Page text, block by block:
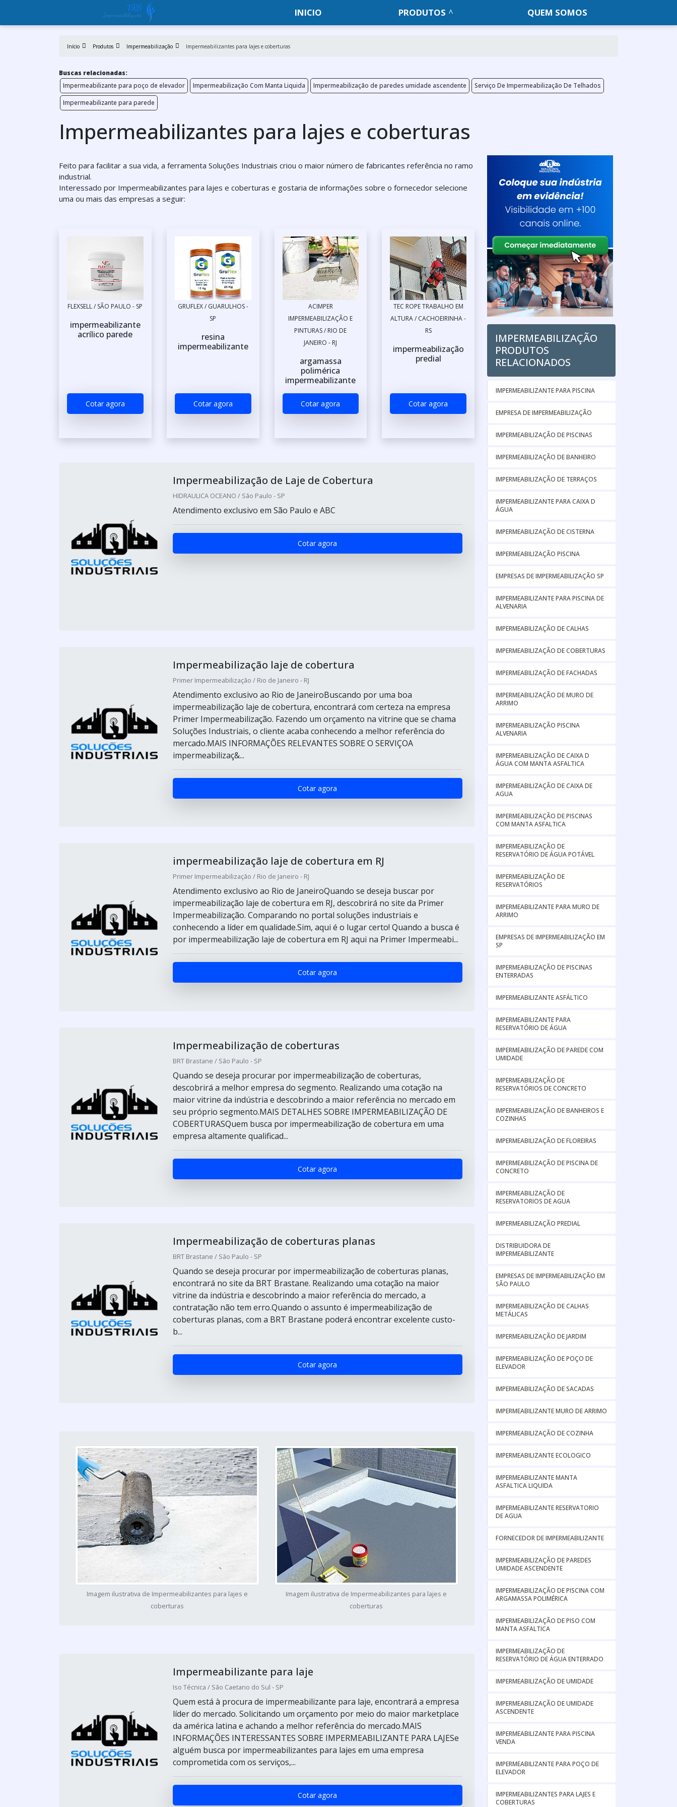
INICIO PRODUTOS QUEM SOMOS
Início Produtos Impermeabilização Impermeabilizantes para lajes e coberturas
Buscas relacionadas:
Impermeabilizante para poço de elevador
Impermeabilização Com Manta Liquida Impermeabilização de paredes umidade ascendente
Serviço De Impermeabilização De Telhados
Impermeabilizante para parede
Impermeabilizantes para lajes e coberturas
Feito para facilitar a sua vida, a ferramenta Soluções Industriais criou o maior número de fabricantes referência no ramo
industrial.
Interessado por Impermeabilizantes para lajes e coberturas e gostaria de informações sobre o fornecedor selecione
uma ou mais das empresas a seguir:
FLEXSELL / SÃO PAULO - SP
impermeabilizante
acrílico parede
Cotar agora
GRUFLEX / GUARULHOS -
SP
resina
impermeabilizante
Cotar agora
ACIMPER
IMPERMEABILIZAÇÃO E
PINTURAS / RIO DE
JANEIRO - RJ
argamassa
polimérica
impermeabilizante
Cotar agora
TEC ROPE TRABALHO EM
ALTURA / CACHOEIRINHA -
RS
impermeabilização
predial
Cotar agora
Impermeabilização de Laje de Cobertura
HIDRAULICA OCEANO / São Paulo - SP
Atendimento exclusivo em São Paulo e ABC
Cotar agora
Impermeabilização laje de cobertura
Primer Impermeabilização / Rio de Janeiro - RJ
Atendimento exclusivo ao Rio de JaneiroBuscando por uma boa
impermeabilização laje de cobertura, encontrará com certeza na empresa
Primer Impermeabilização. Fazendo um orçamento na vitrine que se chama
Soluções Industriais, o cliente acaba conhecendo a melhor referência do
mercado.MAIS INFORMAÇÕES RELEVANTES SOBRE O SERVIÇOA
impermeabilizaç&...
Cotar agora
impermeabilização laje de cobertura em RJ
Primer Impermeabilização / Rio de Janeiro - RJ
Atendimento exclusivo ao Rio de JaneiroQuando se deseja buscar por
impermeabilização laje de cobertura em RJ, descobrirá no site da Primer
Impermeabilização. Comparando no portal soluções industriais e
conhecendo a líder em qualidade.Sim, aqui é o lugar certo! Quando a busca é
por impermeabilização laje de cobertura em RJ aqui na Primer Impermeabi...
Cotar agora
Impermeabilização de coberturas
BRT Brastane / São Paulo - SP
Quando se deseja procurar por impermeabilização de coberturas,
descobrirá a melhor empresa do segmento. Realizando uma cotação na
maior vitrine da indústria e descobrindo a maior referência no mercado em
seu próprio segmento.MAIS DETALHES SOBRE IMPERMEABILIZAÇÃO DE
COBERTURASQuem busca por impermeabilização de cobertura em uma
empresa altamente qualificad...
Cotar agora
Impermeabilização de coberturas planas
BRT Brastane / São Paulo - SP
Quando se deseja procurar por impermeabilização de coberturas planas,
encontrará no site da BRT Brastane. Realizando uma cotação na maior
vitrine da indústria e descobrindo a maior referência do mercado, a
contratação não tem erro.Quando o assunto é impermeabilização de
coberturas planas, com a BRT Brastane poderá encontrar excelente custo-
b...
Cotar agora
Imagem ilustrativa de Impermeabilizantes para lajes e
coberturas
Imagem ilustrativa de Impermeabilizantes para lajes e
coberturas
Impermeabilizante para laje
Iso Técnica / São Caetano do Sul - SP
Quem está à procura de impermeabilizante para laje, encontrará a empresa
líder do mercado. Solicitando um orçamento por meio do maior marketplace
da américa latina e achando a melhor referência do mercado.MAIS
INFORMAÇÕES INTERESSANTES SOBRE IMPERMEABILIZANTE PARA LAJESe
alguém busca por impermeabilizantes para lajes em uma empresa
comprometida com os serviços,...
Cotar agora
IMPERMEABILIZAÇÃO
PRODUTOS
RELACIONADOS
IMPERMEABILIZANTE PARA PISCINA
EMPRESA DE IMPERMEABILIZAÇÃO
IMPERMEABILIZAÇÃO DE PISCINAS
IMPERMEABILIZAÇÃO DE BANHEIRO
IMPERMEABILIZAÇÃO DE TERRAÇOS
IMPERMEABILIZANTE PARA CAIXA D
ÁGUA
IMPERMEABILIZAÇÃO DE CISTERNA
IMPERMEABILIZAÇÃO PISCINA
EMPRESAS DE IMPERMEABILIZAÇÃO SP
IMPERMEABILIZANTE PARA PISCINA DE
ALVENARIA
IMPERMEABILIZAÇÃO DE CALHAS
IMPERMEABILIZAÇÃO DE COBERTURAS
IMPERMEABILIZAÇÃO DE FACHADAS
IMPERMEABILIZAÇÃO DE MURO DE
ARRIMO
IMPERMEABILIZAÇÃO PISCINA
ALVENARIA
IMPERMEABILIZAÇÃO DE CAIXA D
ÁGUA COM MANTA ASFALTICA
IMPERMEABILIZAÇÃO DE CAIXA DE
AGUA
IMPERMEABILIZAÇÃO DE PISCINAS
COM MANTA ASFALTICA
IMPERMEABILIZAÇÃO DE
RESERVATÓRIO DE ÁGUA POTÁVEL
IMPERMEABILIZAÇÃO DE
RESERVATÓRIOS
IMPERMEABILIZANTE PARA MURO DE
ARRIMO
EMPRESAS DE IMPERMEABILIZAÇÃO EM
SP
IMPERMEABILIZAÇÃO DE PISCINAS
ENTERRADAS
IMPERMEABILIZANTE ASFÁLTICO
IMPERMEABILIZANTE PARA
RESERVATÓRIO DE ÁGUA
IMPERMEABILIZAÇÃO DE PAREDE COM
UMIDADE
IMPERMEABILIZAÇÃO DE
RESERVATÓRIOS DE CONCRETO
IMPERMEABILIZAÇÃO DE BANHEIROS E
COZINHAS
IMPERMEABILIZAÇÃO DE FLOREIRAS
IMPERMEABILIZAÇÃO DE PISCINA DE
CONCRETO
IMPERMEABILIZAÇÃO DE
RESERVATORIOS DE AGUA
IMPERMEABILIZAÇÃO PREDIAL
DISTRIBUIDORA DE
IMPERMEABILIZANTE
EMPRESAS DE IMPERMEABILIZAÇÃO EM
SÃO PAULO
IMPERMEABILIZAÇÃO DE CALHAS
METÁLICAS
IMPERMEABILIZAÇÃO DE JARDIM
IMPERMEABILIZAÇÃO DE POÇO DE
ELEVADOR
IMPERMEABILIZAÇÃO DE SACADAS
IMPERMEABILIZANTE MURO DE ARRIMO
IMPERMEABILIZAÇÃO DE COZINHA
IMPERMEABILIZANTE ECOLOGICO
IMPERMEABILIZANTE MANTA
ASFALTICA LIQUIDA
IMPERMEABILIZANTE RESERVATORIO
DE AGUA
FORNECEDOR DE IMPERMEABILIZANTE
IMPERMEABILIZAÇÃO DE PAREDES
UMIDADE ASCENDENTE
IMPERMEABILIZAÇÃO DE PISCINA COM
ARGAMASSA POLIMÉRICA
IMPERMEABILIZAÇÃO DE PISO COM
MANTA ASFALTICA
IMPERMEABILIZAÇÃO DE
RESERVATÓRIO DE ÁGUA ENTERRADO
IMPERMEABILIZAÇÃO DE UMIDADE
IMPERMEABILIZAÇÃO DE UMIDADE
ASCENDENTE
IMPERMEABILIZANTE PARA PISCINA
VENDA
IMPERMEABILIZANTE PARA POÇO DE
ELEVADOR
IMPERMEABILIZANTES PARA LAJES E
COBERTURAS